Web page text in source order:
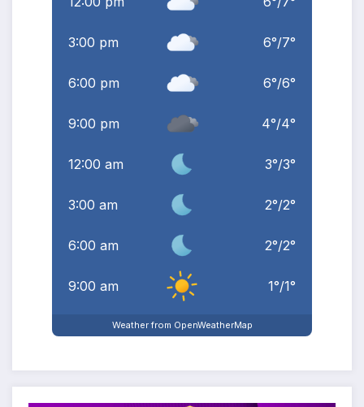
3:00 pm 6°/7°
6:00 pm 6°/6°
9:00 pm 4°/4°
12:00 am 3°/3°
3:00 am 2°/2°
6:00 am 2°/2°
9:00 am 1°/1°
Weather from OpenWeatherMap